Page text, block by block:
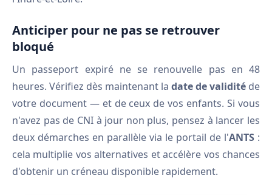
Anticiper pour ne pas se retrouver
bloqué
Un passeport expiré ne se renouvelle pas en 48
heures. Vérifiez dès maintenant la date de validité de
votre document — et de ceux de vos enfants. Si vous
n'avez pas de CNI à jour non plus, pensez à lancer les
deux démarches en parallèle via le portail de l'ANTS :
cela multiplie vos alternatives et accélère vos chances
d'obtenir un créneau disponible rapidement.